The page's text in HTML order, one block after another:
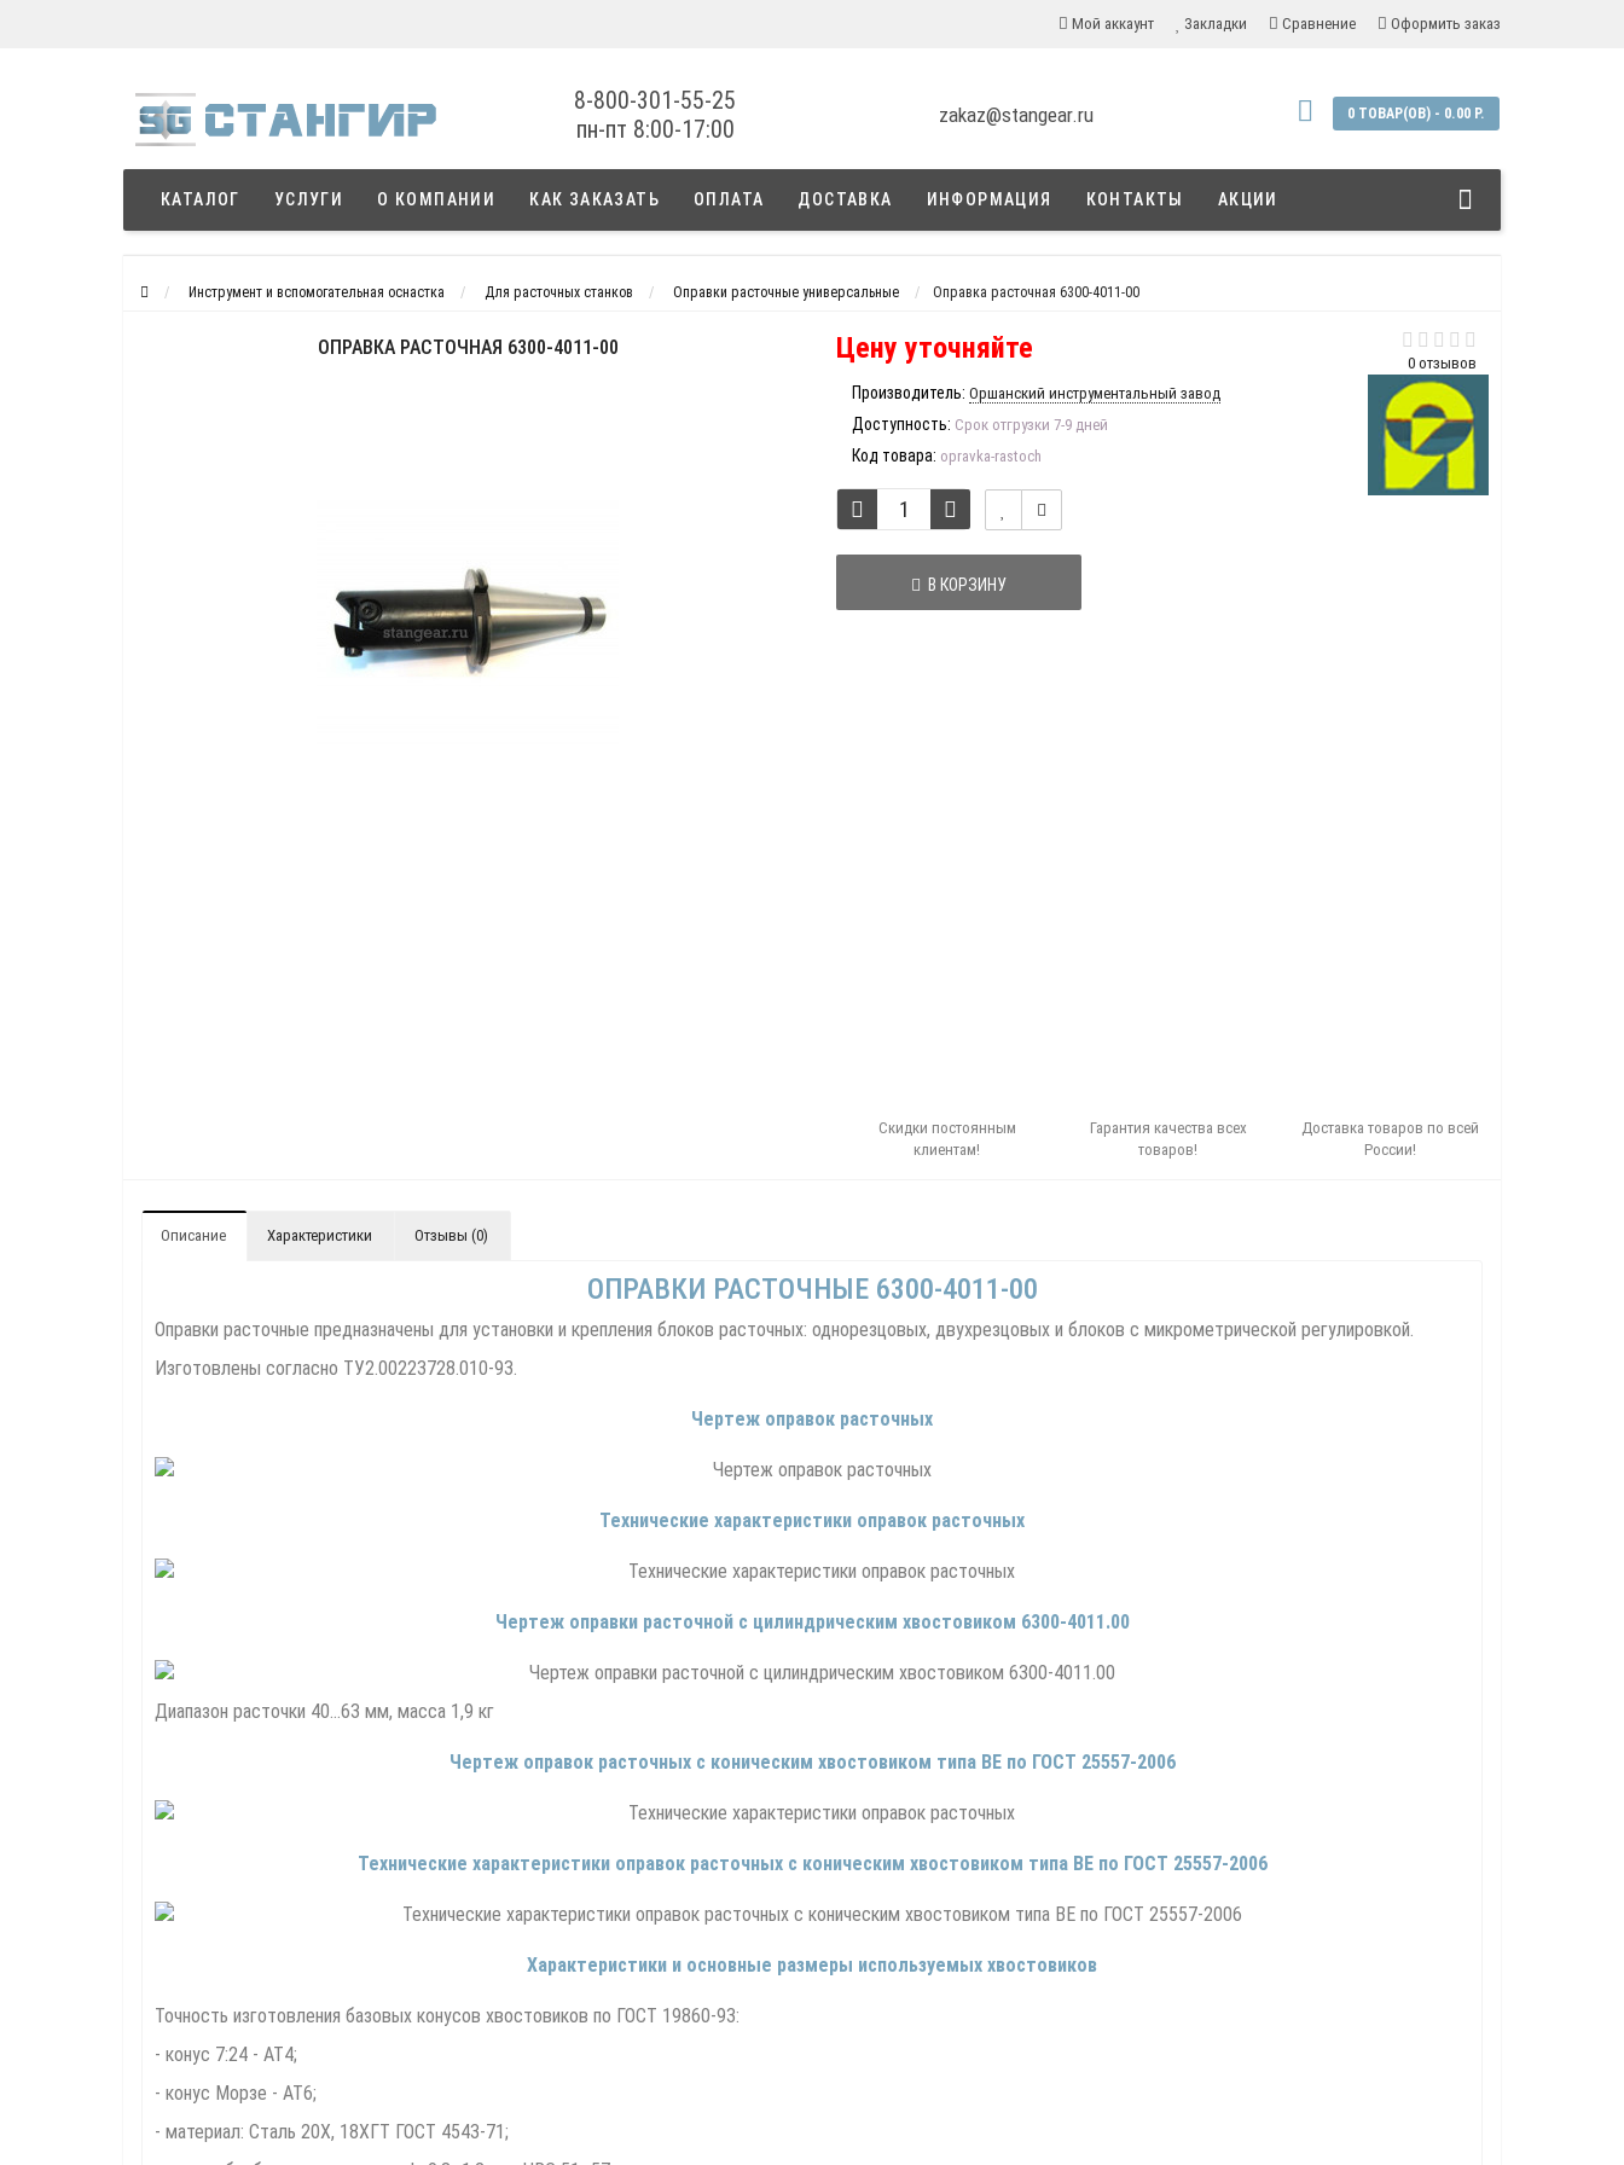
Мой аккаунт Закладки Сравнение Оформить заказ
8-800-301-55-25
пн-пт 8:00-17:00
zakaz@stangear.ru 0 ТОВАР(ОВ) - 0.00 Р.
КАТАЛОГ УСЛУГИ О КОМПАНИИ КАК ЗАКАЗАТЬ ОПЛАТА ДОСТАВКА ИНФОРМАЦИЯ КОНТАКТЫ АКЦИИ
Инструмент и вспомогательная оснастка Для расточных станков Оправки расточные универсальные Оправка расточная 6300-4011-00
ОПРАВКА РАСТОЧНАЯ 6300-4011-00
0 отзывов
Цену уточняйте
Производитель: Оршанский инструментальный завод
Доступность: Срок отгрузки 7-9 дней
Код товара: opravka-rastoch
В КОРЗИНУ
Скидки постоянным
клиентам!
Гарантия качества всех
товаров!
Доставка товаров по всей
России!
Описание Характеристики Отзывы (0)
ОПРАВКИ РАСТОЧНЫЕ 6300-4011-00
Оправки расточные предназначены для установки и крепления блоков расточных: однорезцовых, двухрезцовых и блоков с микрометрической регулировкой.
Изготовлены согласно ТУ2.00223728.010-93.
Чертеж оправок расточных
Технические характеристики оправок расточных
Чертеж оправки расточной с цилиндрическим хвостовиком 6300-4011.00
Диапазон расточки 40...63 мм, масса 1,9 кг
Чертеж оправок расточных с коническим хвостовиком типа ВЕ по ГОСТ 25557-2006
Технические характеристики оправок расточных с коническим хвостовиком типа ВЕ по ГОСТ 25557-2006
Характеристики и основные размеры используемых хвостовиков
Точность изготовления базовых конусов хвостовиков по ГОСТ 19860-93:
- конус 7:24 - АТ4;
- конус Морзе - АТ6;
- материал: Сталь 20Х, 18ХГТ ГОСТ 4543-71;